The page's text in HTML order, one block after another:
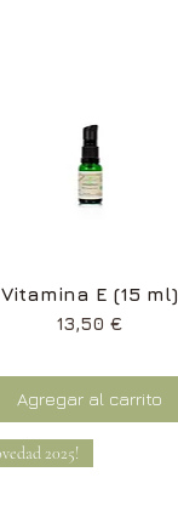
Vista rápida
Vitamina E (15 ml)
Precio
13,50 €
Agregar al carrito
2025!